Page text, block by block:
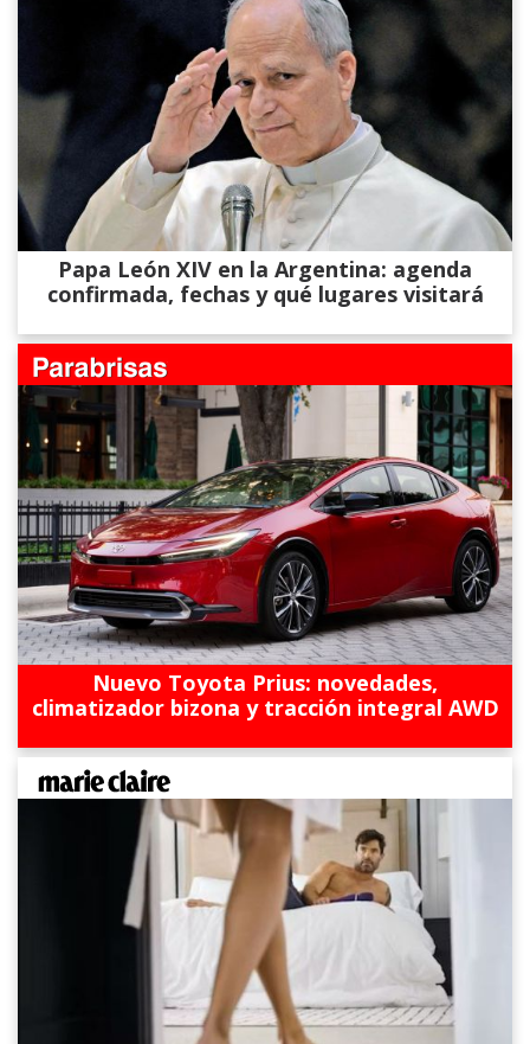
Papa León XIV en la Argentina: agenda
confirmada, fechas y qué lugares visitará
Nuevo Toyota Prius: novedades,
climatizador bizona y tracción integral AWD